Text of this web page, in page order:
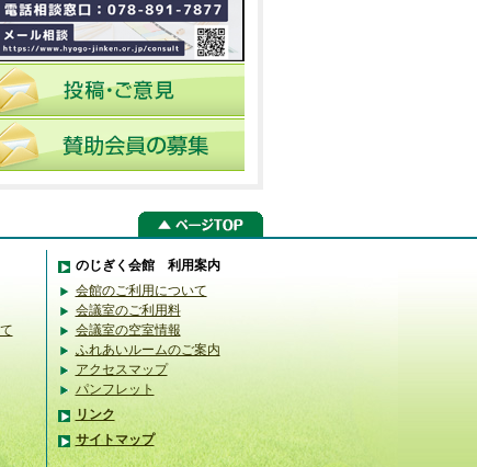
のじぎく会館 利用案内
会館のご利用について
会議室のご利用料
会議室の空室情報
ふれあいルームのご案内
アクセスマップ
パンフレット
リンク
サイトマップ